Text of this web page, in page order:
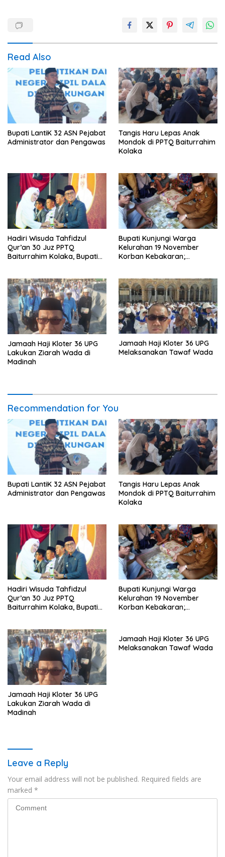
Read Also
Bupati LantiK 32 ASN Pejabat
Administrator dan Pengawas
Tangis Haru Lepas Anak
Mondok di PPTQ Baiturrahim
Kolaka
Hadiri Wisuda Tahfidzul
Qur’an 30 Juz PPTQ
Baiturrahim Kolaka, Bupati
Bupati Kunjungi Warga
Kelurahan 19 November
Korban Kebakaran;
Jamaah Haji Kloter 36 UPG
Lakukan Ziarah Wada di
Madinah
Jamaah Haji Kloter 36 UPG
Melaksanakan Tawaf Wada
Recommendation for You
Bupati LantiK 32 ASN Pejabat
Administrator dan Pengawas
Tangis Haru Lepas Anak
Mondok di PPTQ Baiturrahim
Kolaka
Hadiri Wisuda Tahfidzul
Qur’an 30 Juz PPTQ
Baiturrahim Kolaka, Bupati
Bupati Kunjungi Warga
Kelurahan 19 November
Korban Kebakaran;
Jamaah Haji Kloter 36 UPG
Lakukan Ziarah Wada di
Madinah
Jamaah Haji Kloter 36 UPG
Melaksanakan Tawaf Wada
Leave a Reply
Your email address will not be published. Required fields are
marked *